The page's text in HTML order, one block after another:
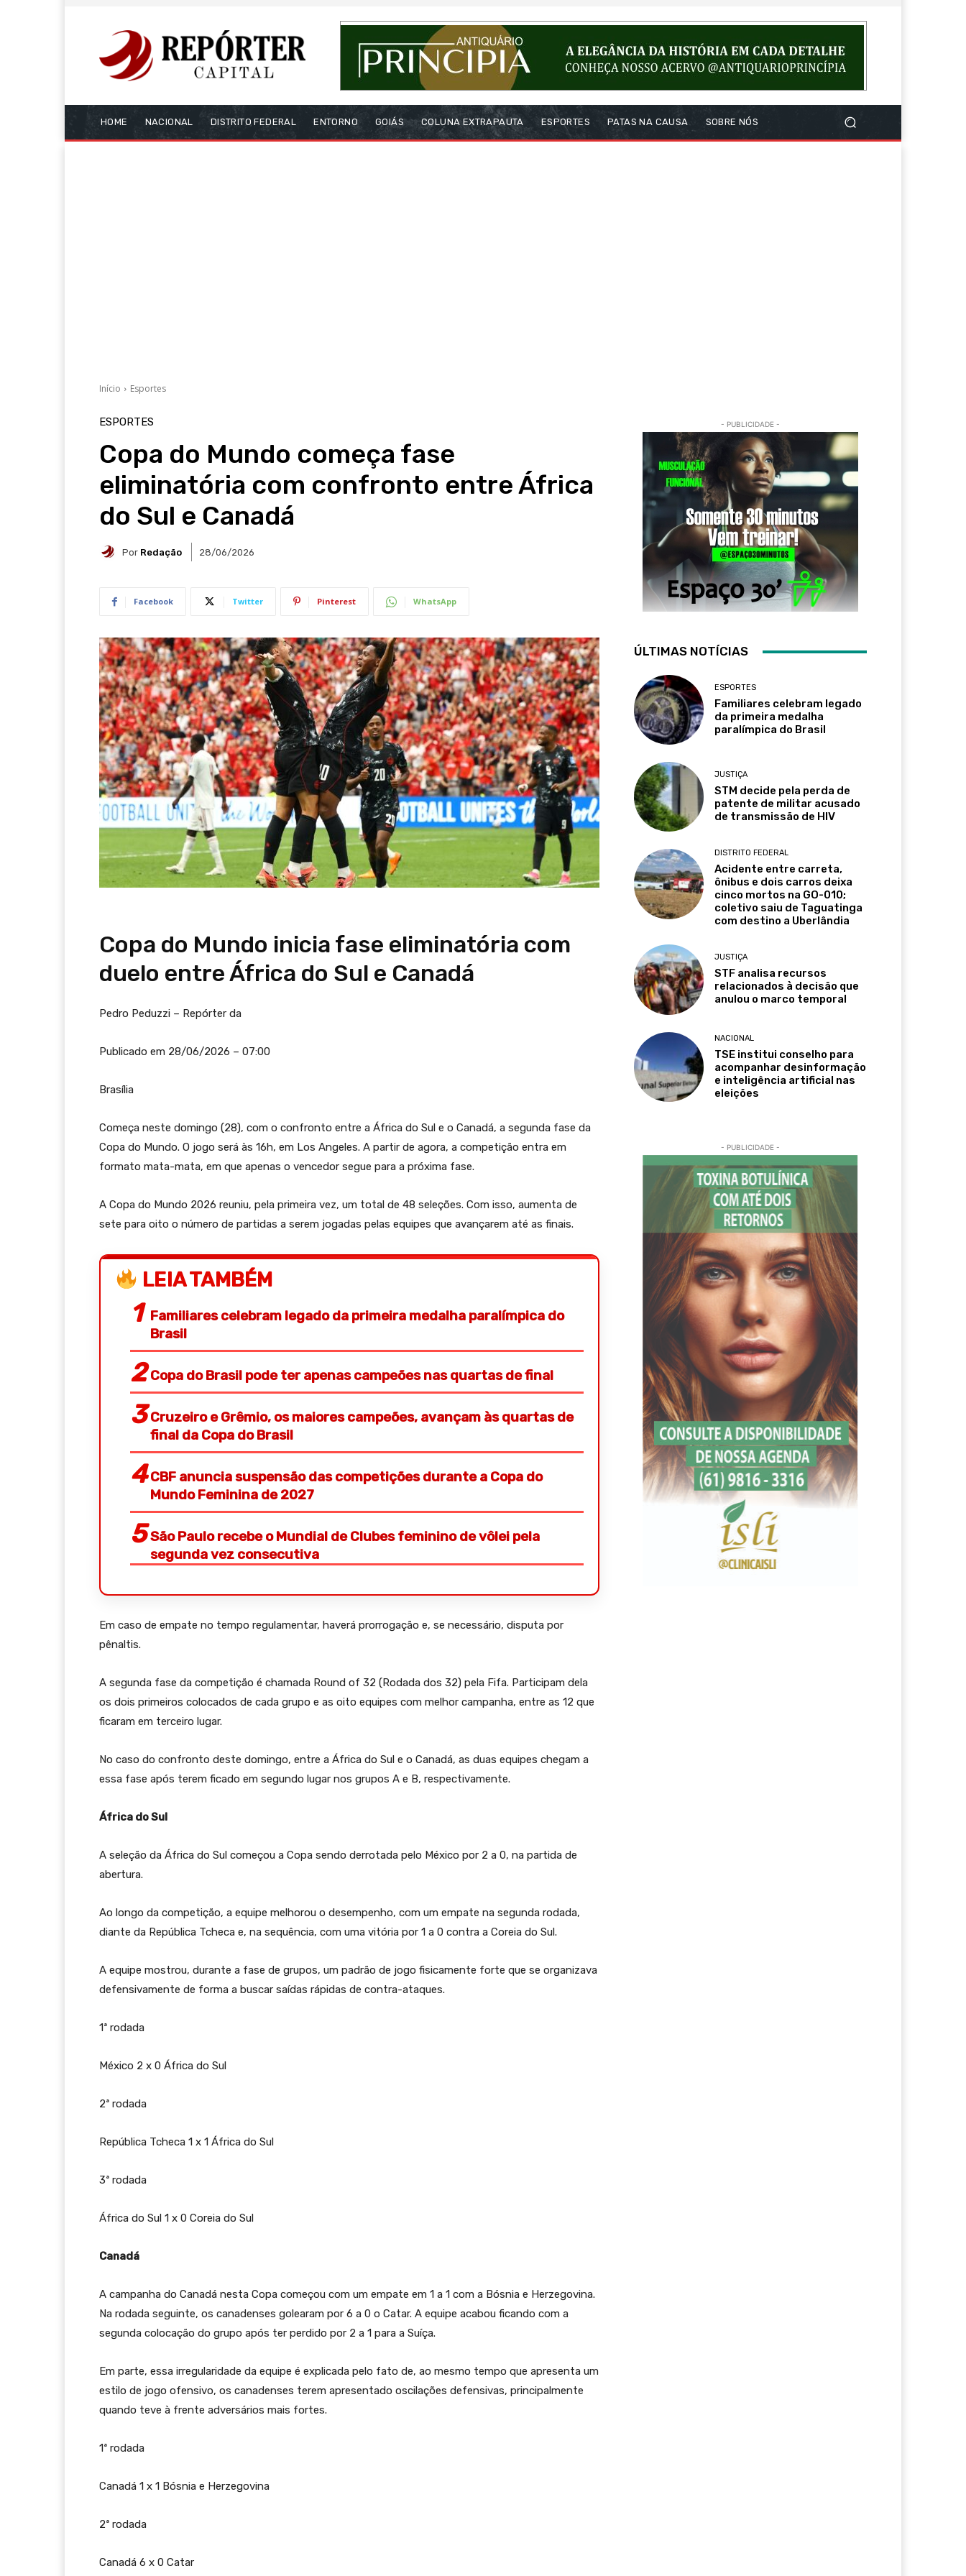
HOME NACIONAL DISTRITO FEDERAL ENTORNO GOIÁS COLUNA EXTRAPAUTA ESPORTES PATAS NA CAUSA SOBRE NÓS
Início Esportes
ESPORTES
Copa do Mundo começa fase
eliminatória com confronto entre África
do Sul e Canadá
Por Redação 28/06/2026
Facebook Twitter Pinterest WhatsApp
Copa do Mundo inicia fase eliminatória com
duelo entre África do Sul e Canadá
Pedro Peduzzi – Repórter da
Publicado em 28/06/2026 – 07:00
Brasília
Começa neste domingo (28), com o confronto entre a África do Sul e o Canadá, a segunda fase da
Copa do Mundo. O jogo será às 16h, em Los Angeles. A partir de agora, a competição entra em
formato mata-mata, em que apenas o vencedor segue para a próxima fase.
A Copa do Mundo 2026 reuniu, pela primeira vez, um total de 48 seleções. Com isso, aumenta de
sete para oito o número de partidas a serem jogadas pelas equipes que avançarem até as finais.
LEIA TAMBÉM
Familiares celebram legado da primeira medalha paralímpica do
Brasil
Copa do Brasil pode ter apenas campeões nas quartas de final
Cruzeiro e Grêmio, os maiores campeões, avançam às quartas de
final da Copa do Brasil
CBF anuncia suspensão das competições durante a Copa do
Mundo Feminina de 2027
São Paulo recebe o Mundial de Clubes feminino de vôlei pela
segunda vez consecutiva
Em caso de empate no tempo regulamentar, haverá prorrogação e, se necessário, disputa por
pênaltis.
A segunda fase da competição é chamada Round of 32 (Rodada dos 32) pela Fifa. Participam dela
os dois primeiros colocados de cada grupo e as oito equipes com melhor campanha, entre as 12 que
ficaram em terceiro lugar.
No caso do confronto deste domingo, entre a África do Sul e o Canadá, as duas equipes chegam a
essa fase após terem ficado em segundo lugar nos grupos A e B, respectivamente.
África do Sul
A seleção da África do Sul começou a Copa sendo derrotada pelo México por 2 a 0, na partida de
abertura.
Ao longo da competição, a equipe melhorou o desempenho, com um empate na segunda rodada,
diante da República Tcheca e, na sequência, com uma vitória por 1 a 0 contra a Coreia do Sul.
A equipe mostrou, durante a fase de grupos, um padrão de jogo fisicamente forte que se organizava
defensivamente de forma a buscar saídas rápidas de contra-ataques.
1ª rodada
México 2 x 0 África do Sul
2ª rodada
República Tcheca 1 x 1 África do Sul
3ª rodada
África do Sul 1 x 0 Coreia do Sul
Canadá
A campanha do Canadá nesta Copa começou com um empate em 1 a 1 com a Bósnia e Herzegovina.
Na rodada seguinte, os canadenses golearam por 6 a 0 o Catar. A equipe acabou ficando com a
segunda colocação do grupo após ter perdido por 2 a 1 para a Suíça.
Em parte, essa irregularidade da equipe é explicada pelo fato de, ao mesmo tempo que apresenta um
estilo de jogo ofensivo, os canadenses terem apresentado oscilações defensivas, principalmente
quando teve à frente adversários mais fortes.
1ª rodada
Canadá 1 x 1 Bósnia e Herzegovina
2ª rodada
Canadá 6 x 0 Catar
- PUBLICIDADE -
ÚLTIMAS NOTÍCIAS
ESPORTES
Familiares celebram legado
da primeira medalha
paralímpica do Brasil
JUSTIÇA
STM decide pela perda de
patente de militar acusado
de transmissão de HIV
DISTRITO FEDERAL
Acidente entre carreta,
ônibus e dois carros deixa
cinco mortos na GO-010;
coletivo saiu de Taguatinga
com destino a Uberlândia
JUSTIÇA
STF analisa recursos
relacionados à decisão que
anulou o marco temporal
NACIONAL
TSE institui conselho para
acompanhar desinformação
e inteligência artificial nas
eleições
- PUBLICIDADE -